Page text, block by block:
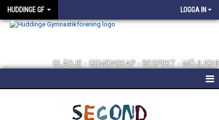
HUDDINGE GF LOGGA IN
GLÄDJE - GEMENSKAP - RESPEKT -